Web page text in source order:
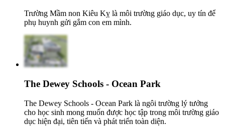
Trường Mầm non Kiêu Kỵ là môi trường giáo dục, uy tín để
phụ huynh gửi gắm con em mình.
The Dewey Schools - Ocean Park
The Dewey Schools - Ocean Park là ngôi trường lý tưởng
cho học sinh mong muốn được học tập trong môi trường giáo
dục hiện đại, tiên tiến và phát triển toàn diện.